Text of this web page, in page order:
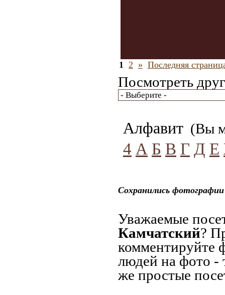
1 2 » Последняя
Посмотреть
Алфавит (Вы
4 А Б В Г Д Е
Сохранились
Уважаемые
Камчатский?
комментируйте
людей на фото -
же простые